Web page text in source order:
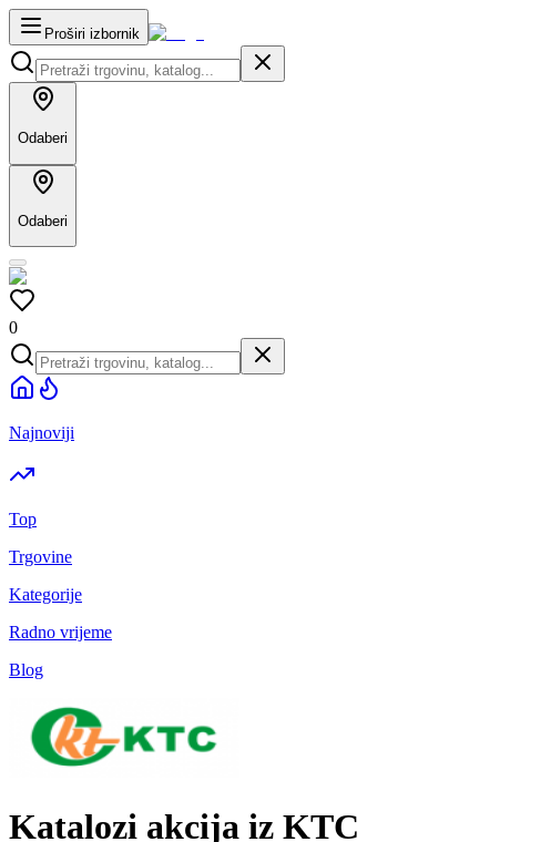
Proširi izbornik
Odaberi
Odaberi
0
Najnoviji
Top
Trgovine
Kategorije
Radno vrijeme
Blog
Katalozi akcija iz KTC